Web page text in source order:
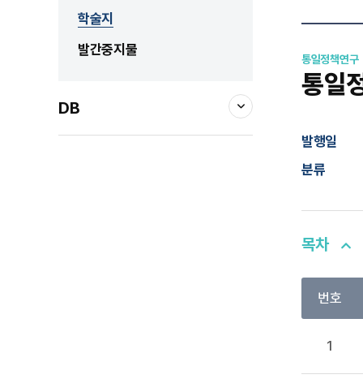
학술지
발간중지물
DB
통일정책연구
통일
발행일
분류
목차
번호
1